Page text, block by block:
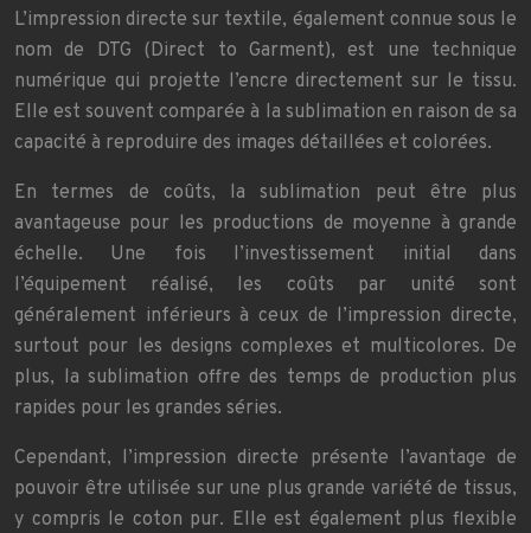
L’impression directe sur textile, également connue sous le
nom de DTG (Direct to Garment), est une technique
numérique qui projette l’encre directement sur le tissu.
Elle est souvent comparée à la sublimation en raison de sa
capacité à reproduire des images détaillées et colorées.
En termes de coûts, la sublimation peut être plus
avantageuse pour les productions de moyenne à grande
échelle. Une fois l’investissement initial dans
l’équipement réalisé, les coûts par unité sont
généralement inférieurs à ceux de l’impression directe,
surtout pour les designs complexes et multicolores. De
plus, la sublimation offre des temps de production plus
rapides pour les grandes séries.
Cependant, l’impression directe présente l’avantage de
pouvoir être utilisée sur une plus grande variété de tissus,
y compris le coton pur. Elle est également plus flexible